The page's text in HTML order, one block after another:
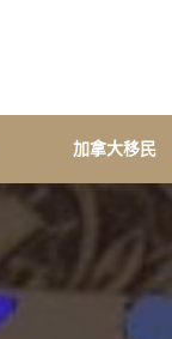
加拿大移民